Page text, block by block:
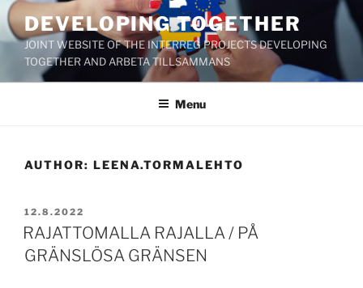
Skip
to
content
DEVELOPING TOGETHER
JOINT WEBSITE OF THE INTERREG PROJECTS DEVELOPING
TOGETHER AND ARBETA TILLSAMMANS
Menu
AUTHOR: LEENA.TORMALEHTO
POSTED
ON
12.8.2022
RAJATTOMALLA RAJALLA / PÅ
GRÄNSLÖSA GRÄNSEN